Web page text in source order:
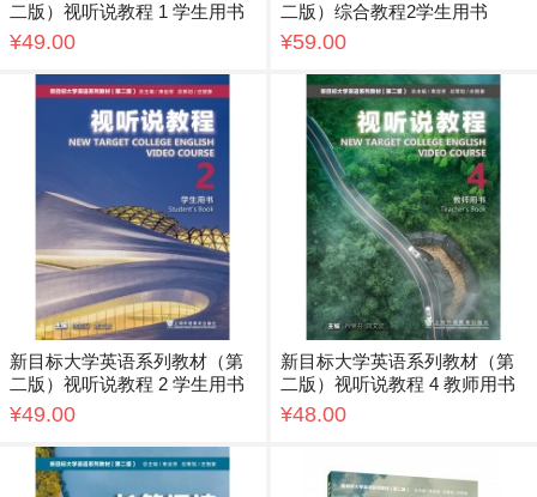
二版）视听说教程 1 学生用书
¥49.00
二版）综合教程2学生用书
¥59.00
新目标大学英语系列教材（第
二版）视听说教程 2 学生用书
¥49.00
新目标大学英语系列教材（第
二版）视听说教程 4 教师用书
¥48.00